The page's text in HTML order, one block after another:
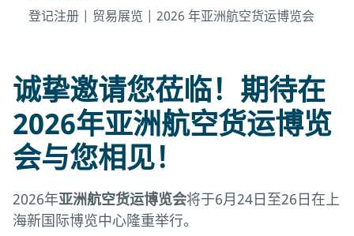
登记注册 | 贸易展览 | 2026 年亚洲航空货运博览会
诚挚邀请您莅临！期待在
2026年亚洲航空货运博览
会与您相见！
2026年亚洲航空货运博览会将于6月24日至26日在上
海新国际博览中心隆重举行。